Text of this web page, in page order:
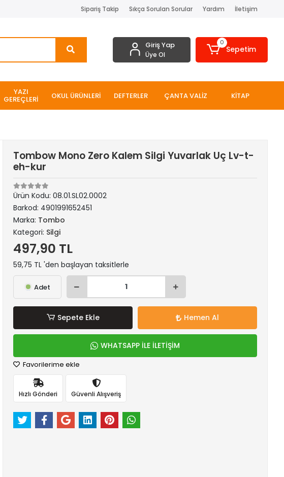
Sipariş Takip Sıkça Sorulan Sorular Yardım İletişim
Giriş Yap
Üye Ol
0
Sepetim
YAZI
GEREÇLERİ OKUL ÜRÜNLERİ DEFTERLER ÇANTA VALİZ KİTAP
Tombow Mono Zero Kalem Silgi Yuvarlak Uç Lv-t-
eh-kur
Ürün Kodu:08.01.SL02.0002
Barkod: 4901991652451
Marka: Tombo
Kategori: Silgi
497,90 TL
59,75 TL 'den başlayan taksitlerle
Adet
Sepete Ekle Hemen Al
WHATSAPP İLE İLETİŞİM
Favorilerime ekle
Hızlı Gönderi Güvenli Alışveriş